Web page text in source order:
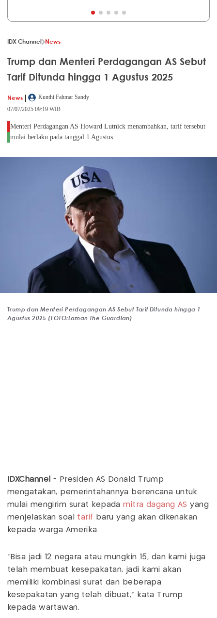
IDX Channel News
Trump dan Menteri Perdagangan AS Sebut
Tarif Ditunda hingga 1 Agustus 2025
News |
Kunthi Fahmar Sandy
07/07/2025 09:19 WIB
Menteri Perdagangan AS Howard Lutnick menambahkan, tarif tersebut
mulai berlaku pada tanggal 1 Agustus.
Trump dan Menteri Perdagangan AS Sebut Tarif Ditunda hingga 1
Agustus 2025 (FOTO:Laman The Guardian)
IDXChannel
- Presiden AS Donald Trump
mengatakan, pemerintahannya berencana untuk
mulai mengirim surat kepada mitra dagang AS yang
menjelaskan soal tarif
baru yang akan dikenakan
kepada warga Amerika.
"Bisa jadi 12 negara atau mungkin 15, dan kami juga
telah membuat kesepakatan, jadi kami akan
memiliki kombinasi surat dan beberapa
kesepakatan yang telah dibuat," kata Trump
kepada wartawan.